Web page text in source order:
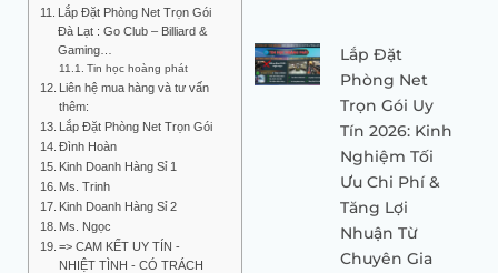
Lắp Đặt Phòng Net Trọn Gói
Đà Lạt : Go Club – Billiard &
Gaming…
Tin học hoàng phát
Liên hệ mua hàng và tư vấn
thêm:
Lắp Đặt Phòng Net Trọn Gói
Đình Hoàn
Kinh Doanh Hàng Sỉ 1
Ms. Trinh
Kinh Doanh Hàng Sỉ 2
Ms. Ngọc
=> CAM KẾT UY TÍN -
NHIỆT TÌNH - CÓ TRÁCH
Lắp Đặt
Phòng Net
Trọn Gói Uy
Tín 2026: Kinh
Nghiệm Tối
Ưu Chi Phí &
Tăng Lợi
Nhuận Từ
Chuyên Gia